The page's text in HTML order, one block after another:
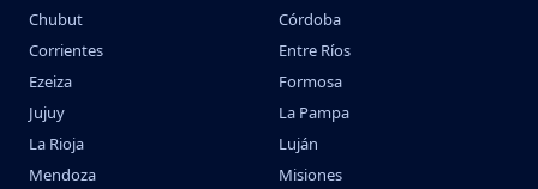
Chubut
Córdoba
Corrientes
Entre Ríos
Ezeiza
Formosa
Jujuy
La Pampa
La Rioja
Luján
Mendoza
Misiones